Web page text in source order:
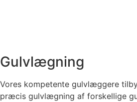
Gulvlægning
Vores kompetente gulvlæggere
præcis gulvlægning af forskellige